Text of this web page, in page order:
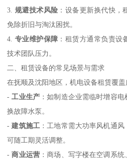
3. 规避技术风险 ：设备更新换代快，
免除折旧与淘汰困扰。
4. 专业维护保障 ：租赁方通常负责设
技术团队压力。
二、租赁设备的常见场景与需求
在抚顺及沈阳地区，机电设备租赁覆盖
-工业生产 ：如制造企业需临时增容
换故障水泵。
-建筑施工 ：工地常需大功率风机通
可随工期灵活调整。
-商业运营 ：商场、写字楼在空调系